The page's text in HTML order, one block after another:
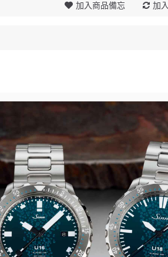
加入商品備忘 加